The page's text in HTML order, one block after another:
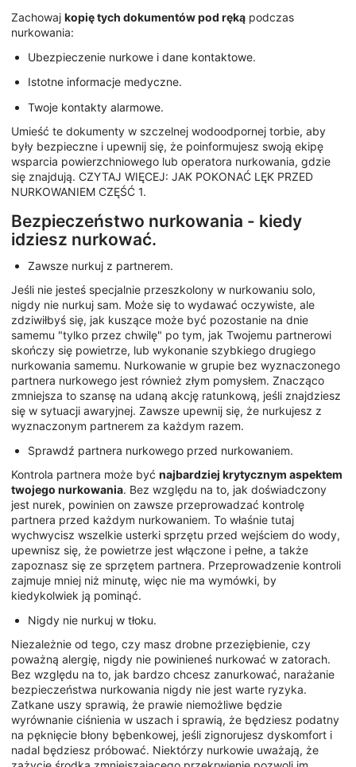
Zachowaj kopię tych dokumentów pod ręką podczas
nurkowania:
Ubezpieczenie nurkowe i dane kontaktowe.
Istotne informacje medyczne.
Twoje kontakty alarmowe.
Umieść te dokumenty w szczelnej wodoodpornej torbie, aby
były bezpieczne i upewnij się, że poinformujesz swoją ekipę
wsparcia powierzchniowego lub operatora nurkowania, gdzie
się znajdują. CZYTAJ WIĘCEJ: JAK POKONAĆ LĘK PRZED
NURKOWANIEM CZĘŚĆ 1.
Bezpieczeństwo nurkowania - kiedy
idziesz nurkować.
Zawsze nurkuj z partnerem.
Jeśli nie jesteś specjalnie przeszkolony w nurkowaniu solo,
nigdy nie nurkuj sam. Może się to wydawać oczywiste, ale
zdziwiłbyś się, jak kuszące może być pozostanie na dnie
samemu "tylko przez chwilę" po tym, jak Twojemu partnerowi
skończy się powietrze, lub wykonanie szybkiego drugiego
nurkowania samemu. Nurkowanie w grupie bez wyznaczonego
partnera nurkowego jest również złym pomysłem. Znacząco
zmniejsza to szansę na udaną akcję ratunkową, jeśli znajdziesz
się w sytuacji awaryjnej. Zawsze upewnij się, że nurkujesz z
wyznaczonym partnerem za każdym razem.
Sprawdź partnera nurkowego przed nurkowaniem.
Kontrola partnera może być najbardziej krytycznym aspektem
twojego nurkowania. Bez względu na to, jak doświadczony
jest nurek, powinien on zawsze przeprowadzać kontrolę
partnera przed każdym nurkowaniem. To właśnie tutaj
wychwycisz wszelkie usterki sprzętu przed wejściem do wody,
upewnisz się, że powietrze jest włączone i pełne, a także
zapoznasz się ze sprzętem partnera. Przeprowadzenie kontroli
zajmuje mniej niż minutę, więc nie ma wymówki, by
kiedykolwiek ją pominąć.
Nigdy nie nurkuj w tłoku.
Niezależnie od tego, czy masz drobne przeziębienie, czy
poważną alergię, nigdy nie powinieneś nurkować w zatorach.
Bez względu na to, jak bardzo chcesz zanurkować, narażanie
bezpieczeństwa nurkowania nigdy nie jest warte ryzyka.
Zatkane uszy sprawią, że prawie niemożliwe będzie
wyrównanie ciśnienia w uszach i sprawią, że będziesz podatny
na pęknięcie błony bębenkowej, jeśli zignorujesz dyskomfort i
nadal będziesz próbować. Niektórzy nurkowie uważają, że